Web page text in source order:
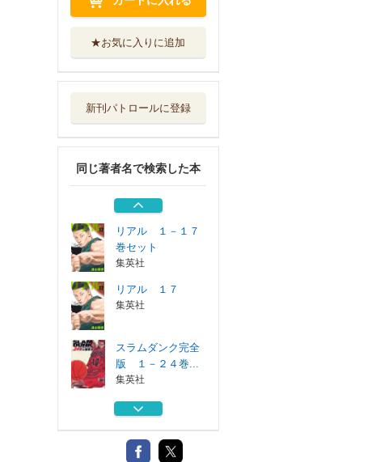
★お気に入りに追加
新刊パトロールに登録
同じ著者名で検索した本
スラムダンク完全
版 １－２４巻...
ＳＬＡＭ ＤＵＮ
集英社
ＴＨＥ ＦＩＲＳ
Ｔ ＳＬＡＭ ...
集英社
リアル １－１７
巻セット
集英社
リアル １７
集英社
スラムダンク完全
版 １－２４巻...
集英社
ＳＬＡＭ ＤＵＮ
集英社